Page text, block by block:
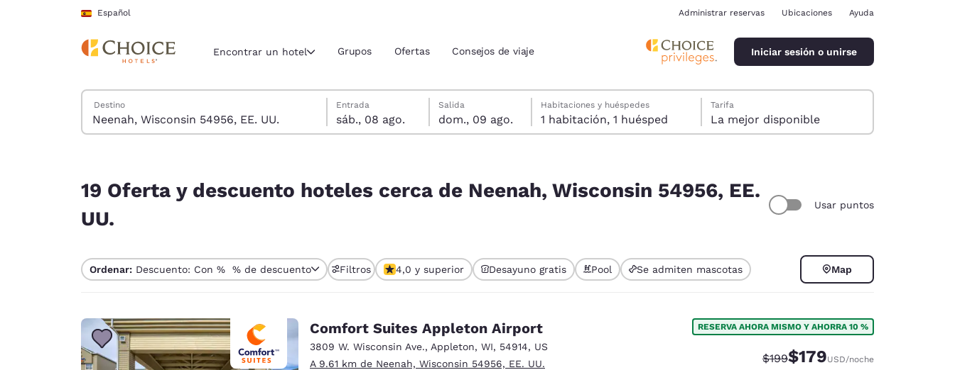
Saltar A Contenido Principal
Español
Región y ubicación actuales
América
América Latina Latin America Canada
Canada
Español
Europa
Administrar reservas Ubicaciones Ayuda
Encontrar un hotel Grupos Ofertas Consejos de viaje Iniciar sesión o unirse
Buscar hoteles
Destino
sábado, 8 de agosto
Entrada
sáb., 08 ago.
domingo, 9 de agosto
Salida
dom., 09 ago.
Fecha de salida seleccionada: domingo, 9 de agosto
Fecha de entrada seleccionada: sábado, 8 de agosto
Habitaciones y huéspedes
1 habitación, 1 huésped
Tarifa
La mejor disponible
19 Oferta y descuento hoteles cerca de Neenah, Wisconsin 54956, EE.
UU.
Usar puntos
Ordenar: Descuento: Con % % de descuento Filtros 4,0 y superior Desayuno gratis Pool Se admiten mascotas Map
Comfort Suites Appleton Airport
3809 W. Wisconsin Ave., Appleton, WI, 54914, US
A 9.61 km de Neenah, Wisconsin 54956, EE. UU.
RESERVA AHORA MISMO Y AHORRA 10 %
Tarifa tachada:
$199Tarifa reducida:
$179USD/noche